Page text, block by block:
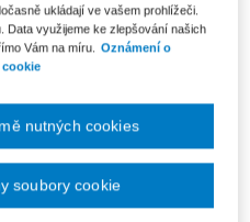
1.8. do 21.8. z technických
daňové doklady. Budou vám
Ceny jsou včetně DPH
ukládají ve vašem prohlížeči.
Data využijeme ke zlepšování našich
Vám na míru. Oznámení o
nutných cookies
soubory cookie